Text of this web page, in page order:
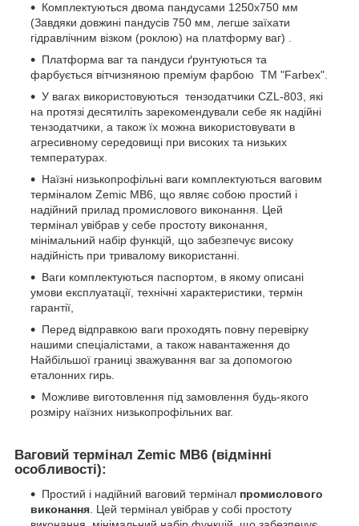
Комплектуються двома пандусами 1250х750 мм
(Завдяки довжині пандусів 750 мм, легше заїхати
гідравлічним візком (роклою) на платформу ваг) .
Платформа ваг та пандуси ґрунтуються та
фарбується вітчизняною преміум фарбою ТМ "Farbex".
У вагах використовуються тензодатчики CZL-803, які
на протязі десятиліть зарекомендували себе як надійні
тензодатчики, а також їх можна використовувати в
агресивному середовищі при високих та низьких
температурах.
Наїзні низькопрофільні ваги комплектуються ваговим
терміналом Zemic MB6, що являє собою простий і
надійний прилад промислового виконання. Цей
термінал увібрав у себе простоту виконання,
мінімальний набір функцій, що забезпечує високу
надійність при тривалому використанні.
Ваги комплектуються паспортом, в якому описані
умови експлуатації, технічні характеристики, термін
гарантії,
Перед відправкою ваги проходять повну перевірку
нашими спеціалістами, а також навантаження до
Найбільшої границі зважування ваг за допомогою
еталонних гирь.
Можливе виготовлення під замовлення будь-якого
розміру наїзних низькопрофільних ваг.
Ваговий термінал Zemic MB6 (відмінні
особливості):
Простий і надійний ваговий термінал промислового
виконання . Цей термінал увібрав у собі простоту